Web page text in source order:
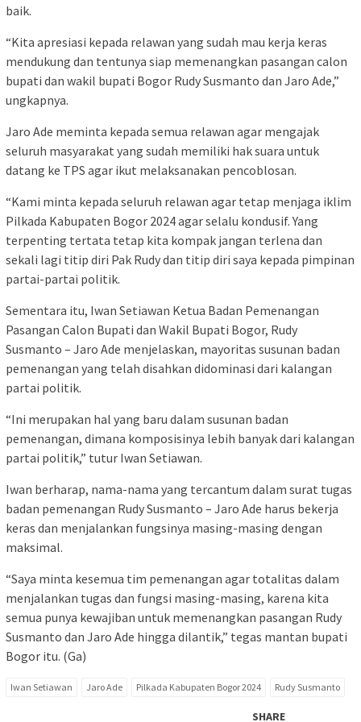
baik.
“Kita apresiasi kepada relawan yang sudah mau kerja keras
mendukung dan tentunya siap memenangkan pasangan calon
bupati dan wakil bupati Bogor Rudy Susmanto dan Jaro Ade,”
ungkapnya.
Jaro Ade meminta kepada semua relawan agar mengajak
seluruh masyarakat yang sudah memiliki hak suara untuk
datang ke TPS agar ikut melaksanakan pencoblosan.
“Kami minta kepada seluruh relawan agar tetap menjaga iklim
Pilkada Kabupaten Bogor 2024 agar selalu kondusif. Yang
terpenting tertata tetap kita kompak jangan terlena dan
sekali lagi titip diri Pak Rudy dan titip diri saya kepada pimpinan
partai-partai politik.
Sementara itu, Iwan Setiawan Ketua Badan Pemenangan
Pasangan Calon Bupati dan Wakil Bupati Bogor, Rudy
Susmanto – Jaro Ade menjelaskan, mayoritas susunan badan
pemenangan yang telah disahkan didominasi dari kalangan
partai politik.
“Ini merupakan hal yang baru dalam susunan badan
pemenangan, dimana komposisinya lebih banyak dari kalangan
partai politik,” tutur Iwan Setiawan.
Iwan berharap, nama-nama yang tercantum dalam surat tugas
badan pemenangan Rudy Susmanto – Jaro Ade harus bekerja
keras dan menjalankan fungsinya masing-masing dengan
maksimal.
“Saya minta kesemua tim pemenangan agar totalitas dalam
menjalankan tugas dan fungsi masing-masing, karena kita
semua punya kewajiban untuk memenangkan pasangan Rudy
Susmanto dan Jaro Ade hingga dilantik,” tegas mantan bupati
Bogor itu. (Ga)
Iwan Setiawan Jaro Ade Pilkada Kabupaten Bogor 2024 Rudy Susmanto
SHARE